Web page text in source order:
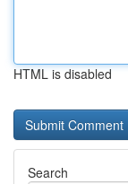
HTML is disabled
Search